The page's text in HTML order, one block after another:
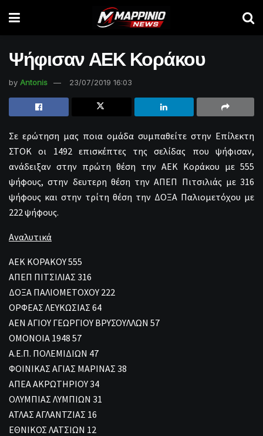
Ψήφισαν ΑΕΚ Κοράκου
by Antonis 23/07/2019 16:03
Σε ερώτηση μας ποια ομάδα συμπαθείτε στην Επίλεκτη
ΣΤΟΚ οι 1492 επισκέπτες της σελίδας που ψήφισαν,
ανάδειξαν στην πρώτη θέση την ΑΕΚ Κοράκου με 555
ψήφους, στην δευτερη θέση την ΑΠΕΠ Πιτσιλιάς με 316
ψήφους και στην τρίτη θέση την ΔΟΞΑ Παλιομετόχου με
222 ψήφους.
Αναλυτικά
ΑΕΚ ΚΟΡΑΚΟΥ 555
ΑΠΕΠ ΠΙΤΣΙΛΙΑΣ 316
ΔΟΞΑ ΠΑΛΙΟΜΕΤΟΧΟΥ 222
ΟΡΦΕΑΣ ΛΕΥΚΩΣΙΑΣ 64
ΑΕΝ ΑΓΙΟΥ ΓΕΩΡΓΙΟΥ ΒΡΥΣΟΥΛΛΩΝ 57
ΟΜΟΝΟΙΑ 1948 57
Α.Ε.Π. ΠΟΛΕΜΙΔΙΩΝ 47
ΦΟΙΝΙΚΑΣ ΑΓΙΑΣ ΜΑΡΙΝΑΣ 38
ΑΠΕΑ ΑΚΡΩΤΗΡΙΟΥ 34
ΟΛΥΜΠΙΑΣ ΛΥΜΠΙΩΝ 31
ΑΤΛΑΣ ΑΓΛΑΝΤΖΙΑΣ 16
ΕΘΝΙΚΟΣ ΛΑΤΣΙΩΝ 12